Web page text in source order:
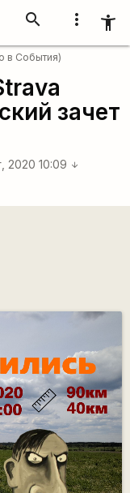
more_vert accessibility_new
search
в События)
зачет
2020 10:09 arrow_downward